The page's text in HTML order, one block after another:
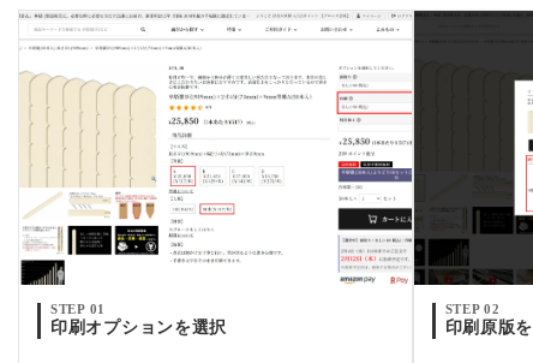
STEP 01
印刷オプションを選択
STEP 02
印刷原版